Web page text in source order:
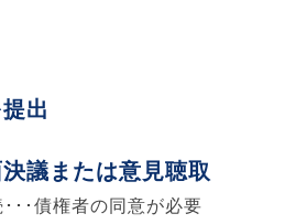
出
議または意見聴取
･･債権者の同意が必要